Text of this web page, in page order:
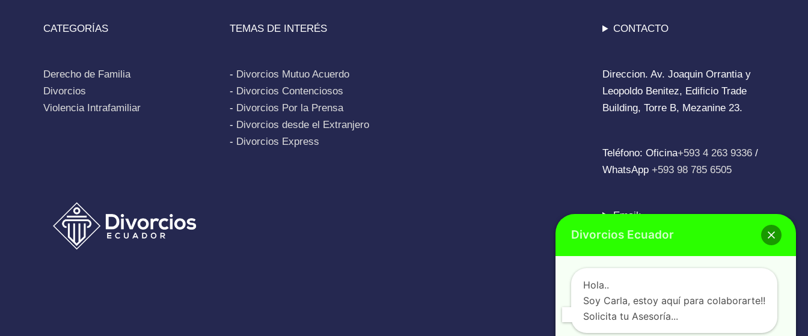
CATEGORÍAS
Derecho de Familia
Divorcios
Violencia Intrafamiliar
TEMAS DE INTERÉS
- Divorcios Mutuo Acuerdo
- Divorcios Contenciosos
- Divorcios Por la Prensa
- Divorcios desde el Extranjero
- Divorcios Express
CONTACTO
Direccion. Av. Joaquin Orrantia y
Leopoldo Benitez, Edificio Trade
Building, Torre B, Mezanine 23.
Teléfono: Oficina+593 4 263 9336 /
WhatsApp +593 98 785 6505
Email:
info@divorcios.ec
Divorcios Ecuador
Hola..
Soy Carla, estoy aquí para colaborarte!!
Solicita tu Asesoría...